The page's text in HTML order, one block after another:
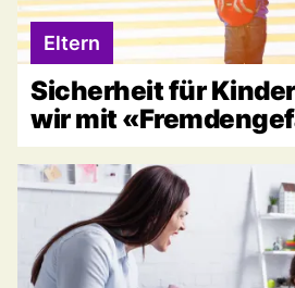
Eltern
Sicherheit für
wir mit